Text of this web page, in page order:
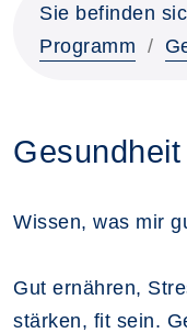
Sie befinden
Programm
Gesundheit
Wissen, was mir
Gut ernähren,
stärken, fit sein.